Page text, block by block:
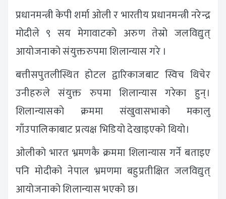
प्रधानमन्त्री केपी शर्मा ओली र भारतीय प्रधानमन्त्री नरेन्द्र
मोदीले ९ सय मेगावाटको अरुण तेस्रो जलविद्युत्
आयोजनाको संयुक्तरुपमा शिलान्यास गरे ।
बत्तीसपुतलीस्थित होटल द्वारिकाजबाट स्विच थिचेर
उनीहरुले संयुक्त रुपमा शिलान्यास गरेका हुन्।
शिलान्यासको क्रममा संखुवासभाको मकालु
गाँउपालिकाबाट प्रत्यक्ष भिडियो देखाइएको थियो।
ओलीको भारत भ्रमणकै क्रममा शिलान्यास गर्ने बताइए
पनि मोदीको नेपाल भ्रमणमा बहुप्रतीक्षित जलविद्युत्
आयोजनाको शिलान्यास भएको छ।